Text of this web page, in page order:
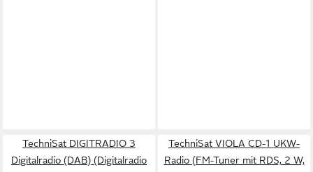
TechniSat DIGITRADIO 3
Digitalradio (DAB) (Digitalradio
TechniSat VIOLA CD-1 UKW-
Radio (FM-Tuner mit RDS, 2 W,